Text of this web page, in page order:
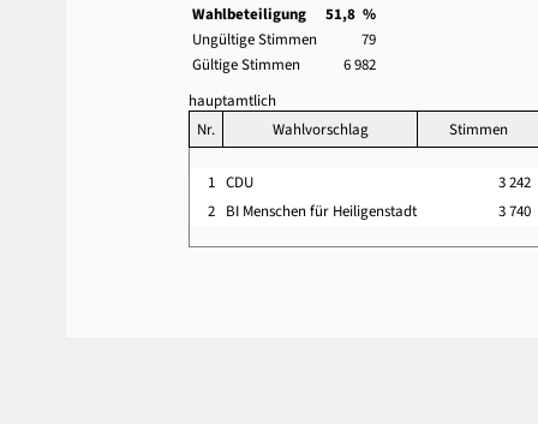
Wahlbeteiligung
51,8 %
Ungültige Stimmen
79
Gültige Stimmen
6 982
hauptamtlich
Nr.
Wahlvorschlag Stimmen
1 CDU
3 242
2 BI Menschen für Heiligenstadt 3 740